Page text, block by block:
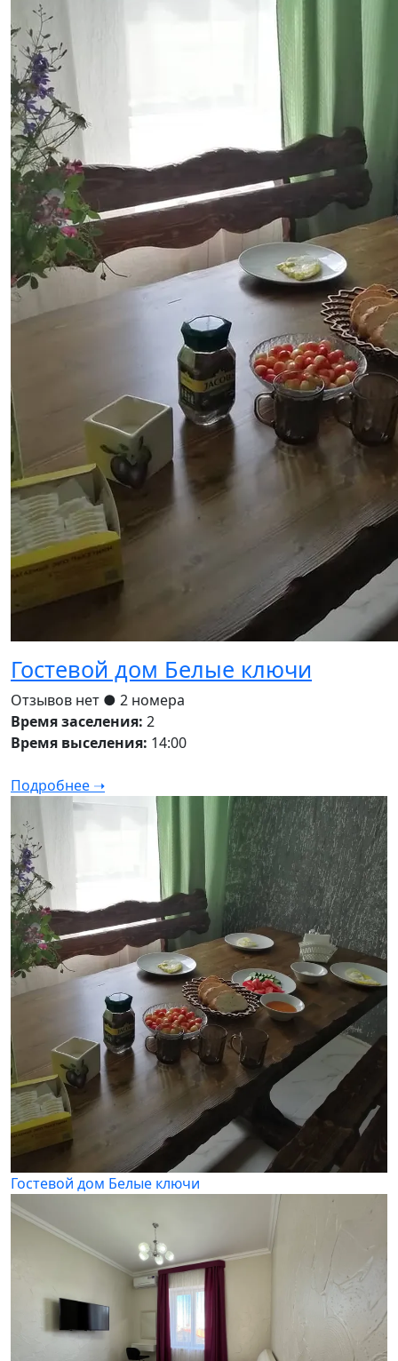
Гостевой дом Белые ключи
Отзывов нет ● 2 номера
Время заселения: 2
Время выселения: 14:00
Подробнее ➝
Гостевой дом Белые ключи